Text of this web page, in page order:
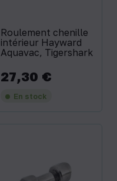
Roulement chenille
intérieur Hayward
Aquavac, Tigershark
Prix
27,30 €
En stock